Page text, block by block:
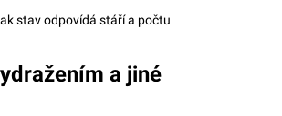
stav odpovídá stáří a počtu
a jiné